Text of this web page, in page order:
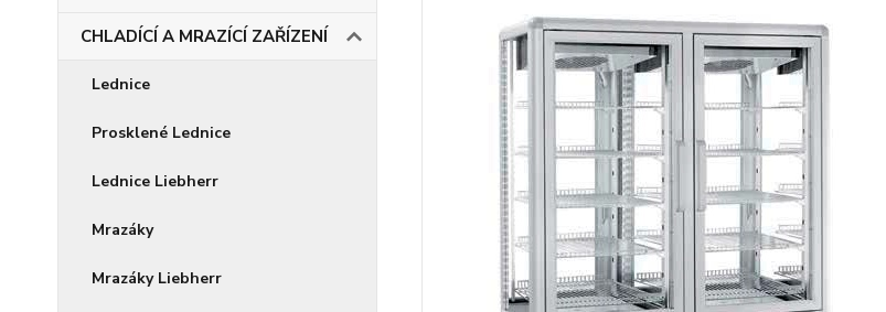
CHLADÍCÍ A MRAZÍCÍ ZAŘÍZENÍ
Lednice
Prosklené Lednice
Lednice Liebherr
Mrazáky
Mrazáky Liebherr